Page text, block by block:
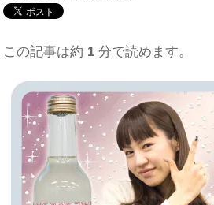
この記事は約 1 分で読めます。